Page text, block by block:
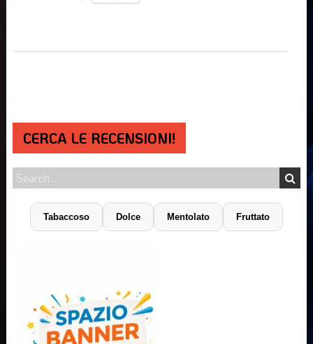
CERCA LE RECENSIONI!
Tabaccoso Dolce Mentolato Fruttato